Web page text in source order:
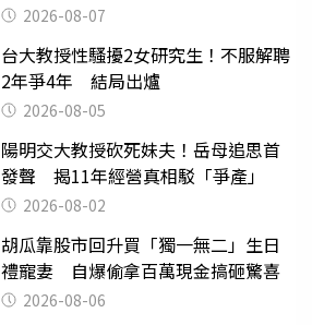
2026-08-07
台大教授性騷擾2女研究生！不服解聘
2年爭4年 結局出爐
2026-08-05
陽明交大教授砍死妹夫！岳母追思首
發聲 揭11年經營真相駁「爭產」
2026-08-02
胡瓜靠股市回升買「獨一無二」生日
禮寵妻 自爆偷拿百萬現金搞砸驚喜
2026-08-06